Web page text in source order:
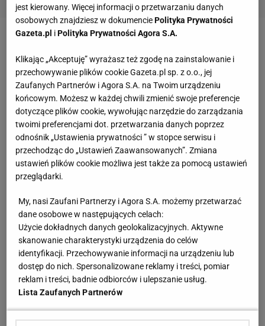
kibiców. "Z tego się to bierze"
Co za historia! Puszcza Niepołomice zagra w
Ekstraklasie
Puszcza Niepołomice została założona w 1923 roku,
pierwotnie pod nazwą "Niepołomianka". Obecną
nazwę nosił wtedy konkurencyjny klub z miasta,
założony przez lokalną społeczność żydowską. Trzy
lata później nastąpiła fuzja obu zespołów, na skutek
czego powstał Amatorski Klub Sportowy
Niepołomice. "Puszcza" do nazwy wróci dopiero po
wojnie, w 1948 roku, gdy zadecydowano na jej
zmianie na LZS Puszcza. Obecna MKS Puszcza
Niepołomice pojawiła się stosunkowo niedawno,
gdy klub przeszedł pod opiekę Urzędu Miasta i
jest kierowany. Więcej informacji o przetwarzaniu danych
osobowych znajdziesz w dokumenciePolityka Prywatności
Gazeta.pl iPolityka Prywatności Agora S.A.
Klikając „Akceptuję” wyrażasz też zgodę na zainstalowanie i
przechowywanie plików cookie Gazeta.pl sp. z o.o., jej
Zaufanych Partnerów i Agora S.A. na Twoim urządzeniu
końcowym. Możesz w każdej chwili zmienić swoje preferencje
dotyczące plików cookie, wywołując narzędzie do zarządzania
twoimi preferencjami dot. przetwarzania danych poprzez
odnośnik „Ustawienia prywatności ” w stopce serwisu i
przechodząc do „Ustawień Zaawansowanych”. Zmiana
ustawień plików cookie możliwa jest także za pomocą ustawień
przeglądarki.
My, nasi Zaufani Partnerzy i Agora S.A. możemy przetwarzać
dane osobowe w następujących celach:
Użycie dokładnych danych geolokalizacyjnych. Aktywne
skanowanie charakterystyki urządzenia do celów
identyfikacji. Przechowywanie informacji na urządzeniu lub
dostęp do nich. Spersonalizowane reklamy i treści, pomiar
reklam i treści, badnie odbiorców i ulepszanie usług.
Lista Zaufanych Partnerów